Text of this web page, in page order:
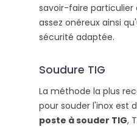
savoir-faire
assez onéreux ainsi
sécurité adaptée.
Soudure TIG
La méthode la plus
pour souder l'inox est
poste à souder TIG,